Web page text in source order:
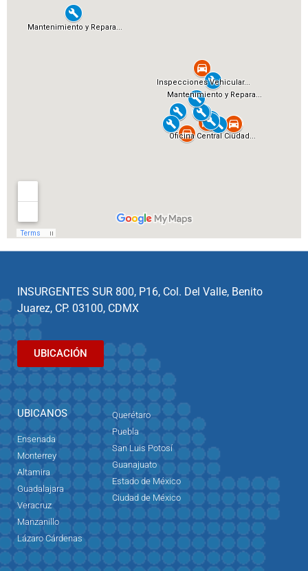
INSURGENTES SUR 800, P16, Col. Del Valle, Benito
Juarez, CP. 03100, CDMX
UBICACIÓN
UBICANOS
Ensenada
Monterrey
Altamira
Guadalajara
Veracruz
Manzanillo
Lázaro Cárdenas
Querétaro
Puebla
San Luis Potosí
Guanajuato
Estado de México
Ciudad de México